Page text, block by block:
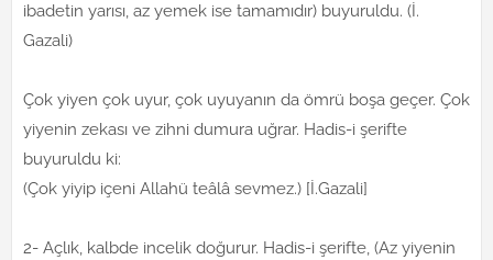
ibadetin yarısı, az yemek ise tamamıdır) buyuruldu. (İ.
Gazali)
Çok yiyen çok uyur, çok uyuyanın da ömrü boşa geçer. Çok
yiyenin zekası ve zihni dumura uğrar. Hadis-i şerifte
buyuruldu ki:
(Çok yiyip içeni Allahü teâlâ sevmez.) [İ.Gazali]
2- Açlık, kalbde incelik doğurur. Hadis-i şerifte, (Az yiyenin